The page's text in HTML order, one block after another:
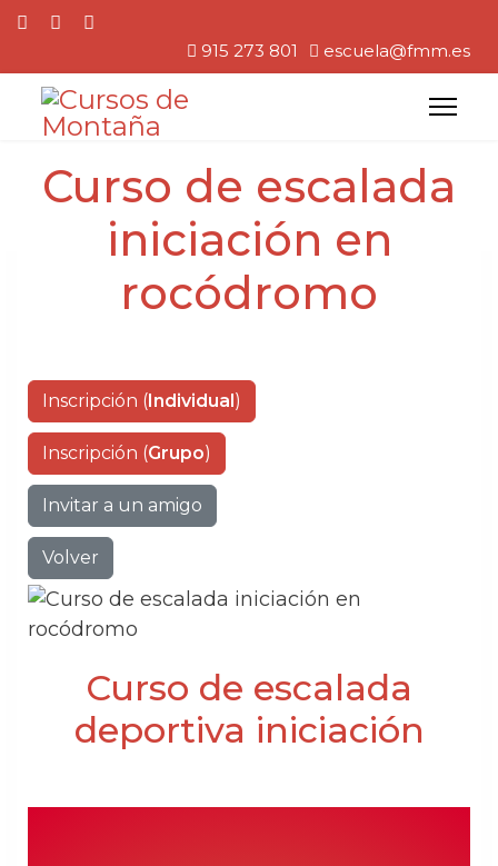
915 273 801 escuela@fmm.es
Curso de escalada
iniciación en
rocódromo
Inscripción (Individual)
Inscripción (Grupo)
Invitar a un amigo
Volver
Curso de escalada
deportiva iniciación